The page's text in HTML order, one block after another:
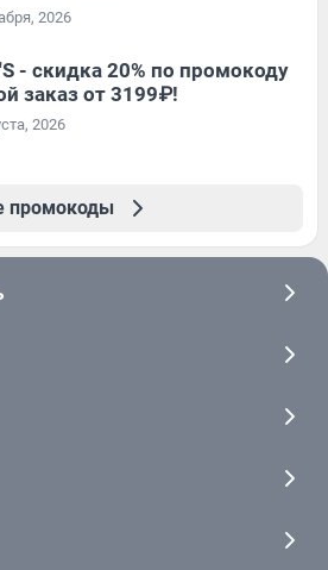
2026
- скидка 20% по промокоду
заказ от 3199₽!
2026
промокоды